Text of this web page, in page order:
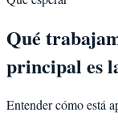
Qué
principal es
Entender cómo está